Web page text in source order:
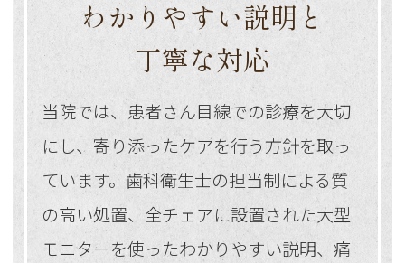
わかりやすい説明と
丁寧な対応
当院では、患者さん目線での診療を大切
にし、寄り添ったケアを行う方針を取っ
ています。歯科衛生士の担当制による質
の高い処置、全チェアに設置された大型
モニターを使ったわかりやすい説明、痛